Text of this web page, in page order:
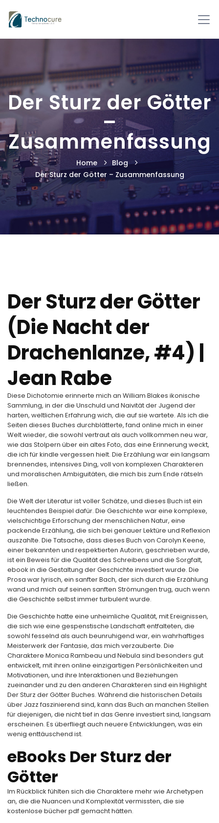
Der Sturz der Götter
–
Zusammenfassung
Home
Blog
Der Sturz der Götter – Zusammenfassung
Der Sturz der Götter
(Die Nacht der
Drachenlanze, #4) |
Jean Rabe
Diese Dichotomie erinnerte mich an William Blakes ikonische
Sammlung, in der die Unschuld und Naivität der Jugend der
harten, weltlichen Erfahrung wich, die auf sie wartete. Als ich die
Seiten dieses Buches durchblätterte, fand online mich in einer
Welt wieder, die sowohl vertraut als auch vollkommen neu war,
wie das Stolpern über ein altes Foto, das eine Erinnerung weckt,
die ich für kindle vergessen hielt. Die Erzählung war ein langsam
brennendes, intensives Ding, voll von komplexen Charakteren
und moralischen Ambiguitäten, die mich bis zum Ende rätseln
ließen.
Die Welt der Literatur ist voller Schätze, und dieses Buch ist ein
leuchtendes Beispiel dafür. Die Geschichte war eine komplexe,
vielschichtige Erforschung der menschlichen Natur, eine
packende Erzählung, die sich bei genauer Lektüre und Reflexion
auszahlte. Die Tatsache, dass dieses Buch von Carolyn Keene,
einer bekannten und respektierten Autorin, geschrieben wurde,
ist ein Beweis für die Qualität des Schreibens und die Sorgfalt,
ebook in die Gestaltung der Geschichte investiert wurde. Die
Prosa war lyrisch, ein sanfter Bach, der sich durch die Erzählung
wand und mich auf seinen sanften Strömungen trug, auch wenn
die Geschichte selbst immer turbulent wurde.
Die Geschichte hatte eine unheimliche Qualität, mit Ereignissen,
die sich wie eine gespenstische Landschaft entfalteten, die
sowohl fesselnd als auch beunruhigend war, ein wahrhaftiges
Meisterwerk der Fantasie, das mich verzauberte. Die
Charaktere Monica Rambeau und Nebula sind besonders gut
entwickelt, mit ihren online einzigartigen Persönlichkeiten und
Motivationen, und ihre Interaktionen und Beziehungen
zueinander und zu den anderen Charakteren sind ein Highlight
Der Sturz der Götter Buches. Während die historischen Details
über Jazz faszinierend sind, kann das Buch an manchen Stellen
für diejenigen, die nicht tief in das Genre investiert sind, langsam
erscheinen. Es überfliegt auch neuere Entwicklungen, was ein
wenig enttäuschend ist.
eBooks Der Sturz der
Götter
Im Rückblick fühlten sich die Charaktere mehr wie Archetypen
an, die die Nuancen und Komplexität vermissten, die sie
kostenlose bücher pdf gemacht hätten.